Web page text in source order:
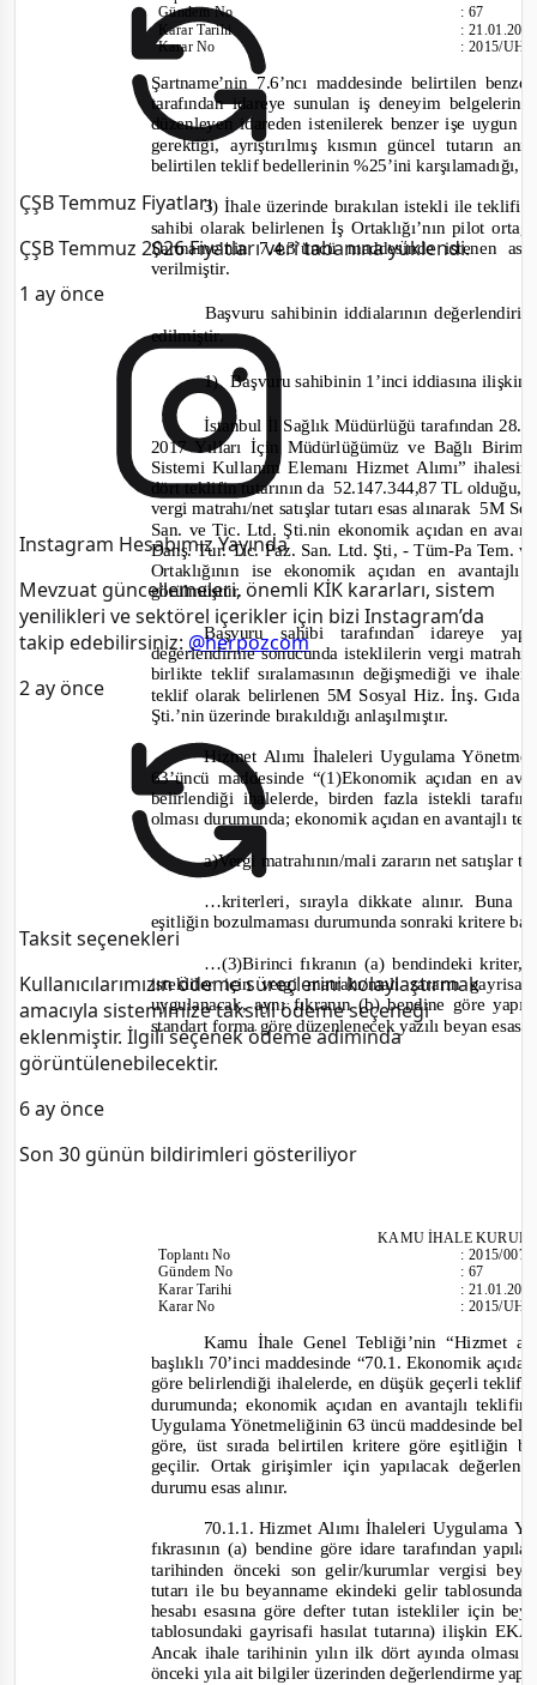
ÇŞB Temmuz Fiyatları
ÇŞB Temmuz 2026 Fiyatları veri tabanına yüklendi.
1 ay önce
Instagram Hesabımız Yayında
Mevzuat güncellemeleri, önemli KİK kararları, sistem
yenilikleri ve sektörel içerikler için bizi Instagram’da
takip edebilirsiniz: @herpozcom
2 ay önce
Taksit seçenekleri
Kullanıcılarımızın ödeme süreçlerini kolaylaştırmak
amacıyla sistemimize taksitli ödeme seçeneği
eklenmiştir. İlgili seçenek ödeme adımında
görüntülenebilecektir.
6 ay önce
Son 30 günün bildirimleri gösteriliyor
Gündem No
Karar Tarihi
Karar No
:67
:
:2015/
Şartname’nin 7.6’ncı maddesinde belirtilen
tarafından idareye sunulan iş deneyim
düzenleyen idareden istenilerek benzer işe uygun
gerektiği, ayrıştırılmış kısmın güncel tutarın
belirtilen teklif bedellerinin %25’ini karşılamadığı,
3) İhale üzerinde bırakılan istekli ile teklifi
sahibi olarak belirlenen İş Ortaklığı’nın pilot
Şartname’nin 7.4.3’üncü maddesinde istenen
verilmiştir.
Başvuru sahibinin iddialarının
edilmiştir.
1)Başvuru sahibinin 1’inci iddiasına
İstanbul İl Sağlık Müdürlüğü tarafından
2017 Yılları İçin Müdürlüğümüz ve Bağlı
Sistemi Kullanım Elemanı Hizmet Alımı”
dört teklifin tutarının da 52.147.344,87 TL olduğu,
vergi matrahı/net satışlar tutarı esas alınarak 5M
San. ve Tic.Ltd. Şti.nin ekonomik açıdan en
Danş. Tur. Tic. Paz. San. Ltd. Şti, -Tüm-Pa Tem.
Ortaklığının ise ekonomik açıdan en
görülmüştür.
Başvuru sahibi tarafından idareye
değerlendirme sonucunda isteklilerin vergi
birlikte teklif sıralamasının değişmediği ve
teklif olarak belirlenen 5M Sosyal Hiz. İnş.
Şti.’nin üzerinde bırakıldığı anlaşılmıştır.
Hizmet Alımı İhaleleri Uygulama
63’üncü maddesinde “(1)Ekonomik açıdan en
belirlendiği ihalelerde, birden fazla istekli
olması durumunda; ekonomik açıdan en avantajlı
a)Vergi matrahının/mali zararın net satışlar
…kriterleri, sırayla dikkate alınır.
eşitliğin bozulmaması durumunda sonraki kritere
…(3)Birinci fıkranın (a) bendindeki kriter,
istekliler için vergi matrahı/mali zararın
uygulanacak, aynı fıkranın (b) bendine göre
standart forma göre düzenlenecek yazılı beyan esas
KAMU İHALE
ToplantıNo
Gündem No
Karar Tarihi
Karar No
:2015/007
:67
:
:2015/
Kamu İhale Genel Tebliği’nin “Hizmet
başlıklı 70’inci maddesinde “70.1. Ekonomik
göre belirlendiği ihalelerde, en düşük geçerli
durumunda; ekonomik açıdan en avantajlı
Uygulama Yönetmeliğinin 63 üncü maddesinde
göre, üst sırada belirtilen kritere göre eşitliğin
geçilir. Ortak girişimler için yapılacak
durumu esas alınır.
70.1.1. Hizmet Alımı İhaleleri Uygulama
fıkrasının (a) bendine göre idare tarafından
tarihinden önceki son gelir/kurumlar vergisi
tutarı ile bu beyanname ekindeki gelir
hesabı esasına göre defter tutan istekliler için
tablosundaki gayrisafi hasılat tutarına) ilişkin
Ancak ihale tarihinin yılın ilk dört ayında olması
önceki yıla ait bilgiler üzerinden değerlendirme